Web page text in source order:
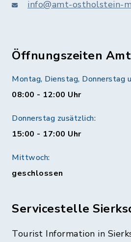
info@amt-ostholstein-
Öffnungszeiten Amt
Montag, Dienstag, Donnerstag
08:00 - 12:00 Uhr
Donnerstag zusätzlich:
15:00 - 17:00 Uhr
Mittwoch:
geschlossen
Servicestelle
Tourist Information in